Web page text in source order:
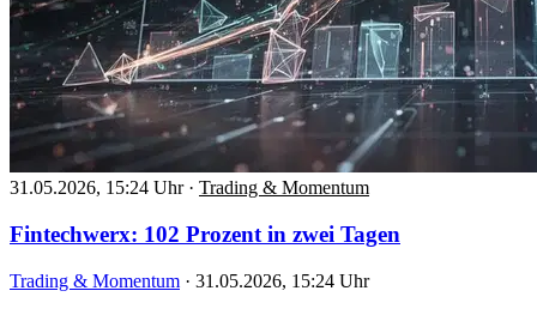
31.05.2026, 15:24 Uhr · Trading & Momentum
Fintechwerx: 102 Prozent in zwei Tagen
Trading & Momentum · 31.05.2026, 15:24 Uhr